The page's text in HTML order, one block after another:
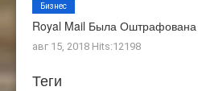
Royal Mail Была
авг 15, 2018 Hits:12198
Бизнес
Теги